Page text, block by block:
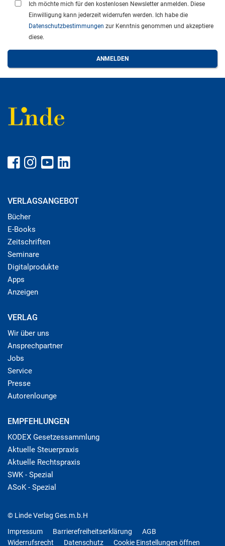
Ich möchte mich für den kostenlosen Newsletter anmelden. Diese
Einwilligung kann jederzeit widerrufen werden. Ich habe die
Datenschutzbestimmungen zur Kenntnis genommen und akzeptiere
diese.
VERLAGSANGEBOT
Bücher
E-Books
Zeitschriften
Seminare
Digitalprodukte
Apps
Anzeigen
VERLAG
Wir über uns
Ansprechpartner
Jobs
Service
Presse
Autorenlounge
EMPFEHLUNGEN
KODEX Gesetzessammlung
Aktuelle Steuerpraxis
Aktuelle Rechtspraxis
SWK - Spezial
ASoK - Spezial
© Linde Verlag Ges.m.b.H
Impressum
Barrierefreiheitserklärung
AGB
Widerrufsrecht
Datenschutz Cookie Einstellungen öffnen